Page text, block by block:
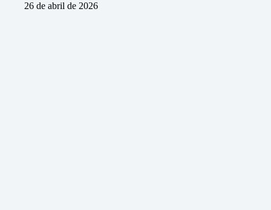
26 de abril de 2026